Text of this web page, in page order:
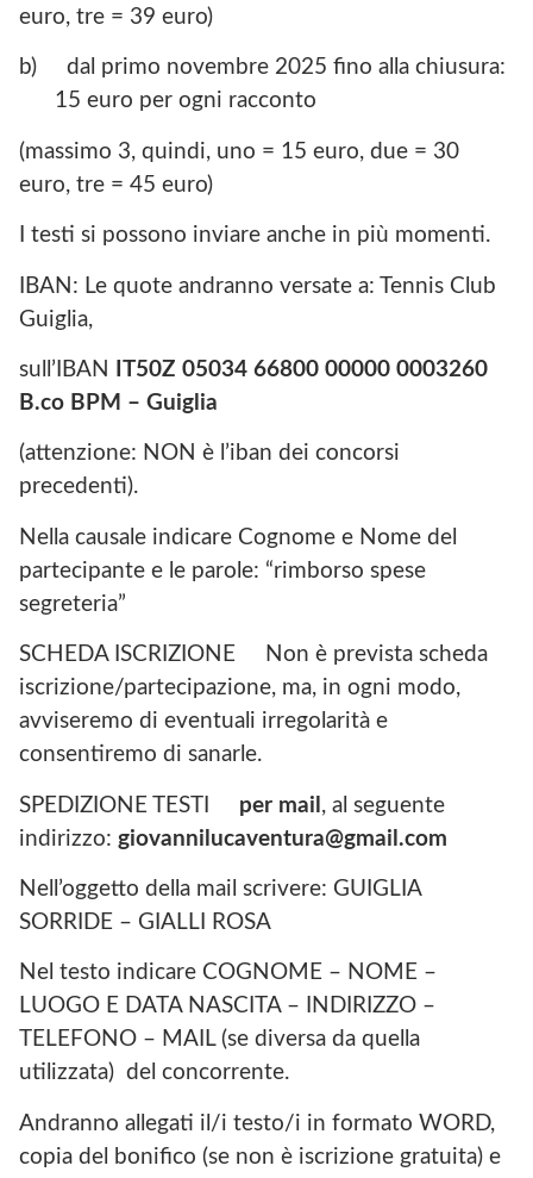
euro, tre = 39 euro)
b) dal primo novembre 2025 fino alla chiusura:
15 euro per ogni racconto
(massimo 3, quindi, uno = 15 euro, due = 30
euro, tre = 45 euro)
I testi si possono inviare anche in più momenti.
IBAN: Le quote andranno versate a: Tennis Club
Guiglia,
sull’IBAN
IT50Z 05034 66800 00000 0003260
B.co BPM – Guiglia
(attenzione: NON è l’iban dei concorsi
precedenti).
Nella causale indicare Cognome e Nome del
partecipante e le parole: “rimborso spese
segreteria”
SCHEDA ISCRIZIONE Non è prevista scheda
iscrizione/partecipazione, ma, in ogni modo,
avviseremo di eventuali irregolarità e
consentiremo di sanarle.
SPEDIZIONE TESTI per mail , al seguente
indirizzo: giovannilucaventura@gmail.com
Nell’oggetto della mail scrivere: GUIGLIA
SORRIDE – GIALLI ROSA
Nel testo indicare COGNOME – NOME –
LUOGO E DATA NASCITA – INDIRIZZO –
TELEFONO – MAIL (se diversa da quella
utilizzata) del concorrente.
Andranno allegati il/i testo/i in formato WORD,
copia del bonifico (se non è iscrizione gratuita) e